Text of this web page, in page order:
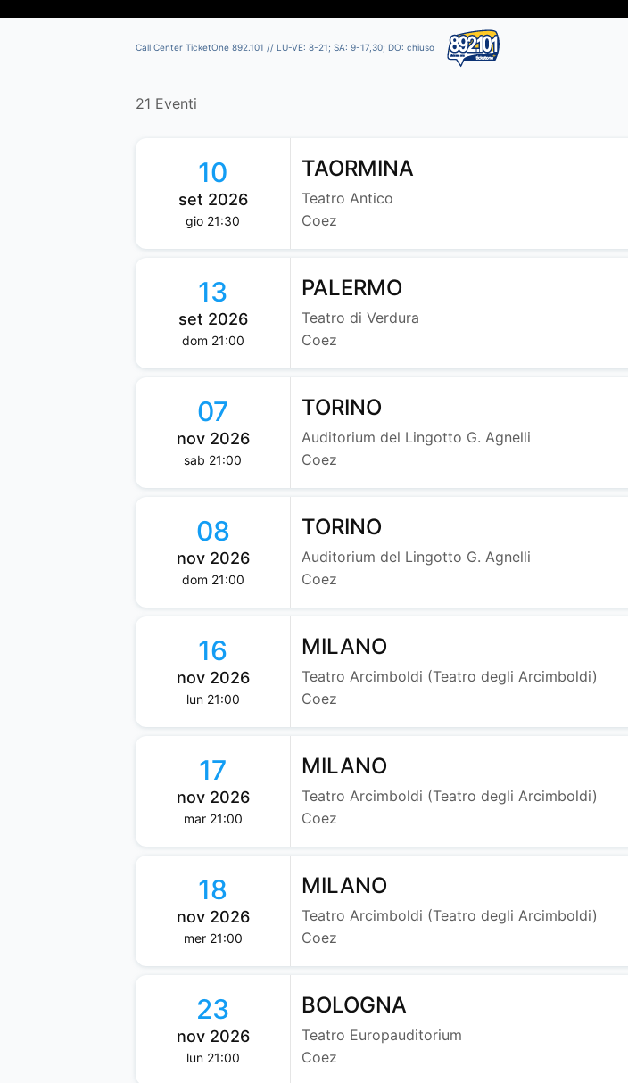
Call Center TicketOne 892.101 // LU-VE: 8-21; SA: 9-17,30; DO: chiuso
21 Eventi
10
set 2026
gio 21:30
TAORMINA
Teatro Antico
Coez
13
set 2026
dom 21:00
PALERMO
Teatro di Verdura
Coez
07
nov 2026
sab 21:00
TORINO
Auditorium del Lingotto G. Agnelli
Coez
08
nov 2026
dom 21:00
TORINO
Auditorium del Lingotto G. Agnelli
Coez
16
nov 2026
lun 21:00
MILANO
Teatro Arcimboldi (Teatro degli Arcimboldi)
Coez
17
nov 2026
mar 21:00
MILANO
Teatro Arcimboldi (Teatro degli Arcimboldi)
Coez
18
nov 2026
mer 21:00
MILANO
Teatro Arcimboldi (Teatro degli Arcimboldi)
Coez
23
nov 2026
lun 21:00
BOLOGNA
Teatro Europauditorium
Coez